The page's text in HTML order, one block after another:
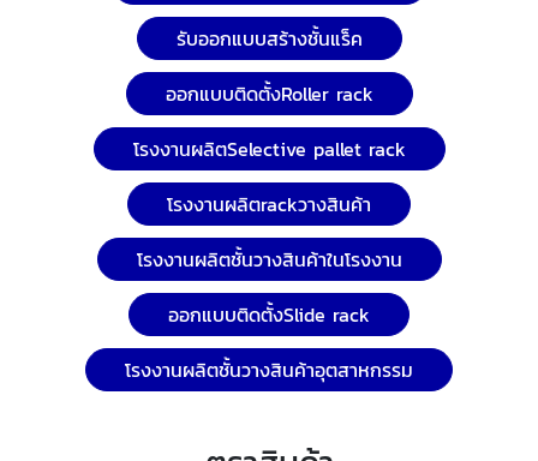
รับออกแบบสร้างชั้นแร็ค
ออกแบบติดตั้งRoller rack
โรงงานผลิตSelective pallet rack
โรงงานผลิตrackวางสินค้า
โรงงานผลิตชั้นวางสินค้าในโรงงาน
ออกแบบติดตั้งSlide rack
โรงงานผลิตชั้นวางสินค้าอุตสาหกรรม